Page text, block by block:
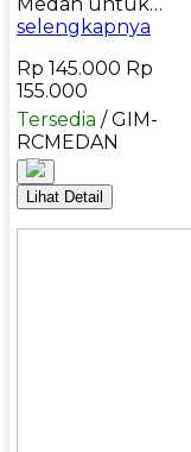
selengkapnya
Rp 145.000 Rp
155.000
Tersedia / GIM-
RCMEDAN
Lihat Detail